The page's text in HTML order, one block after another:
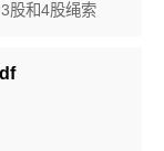
股和4股绳索